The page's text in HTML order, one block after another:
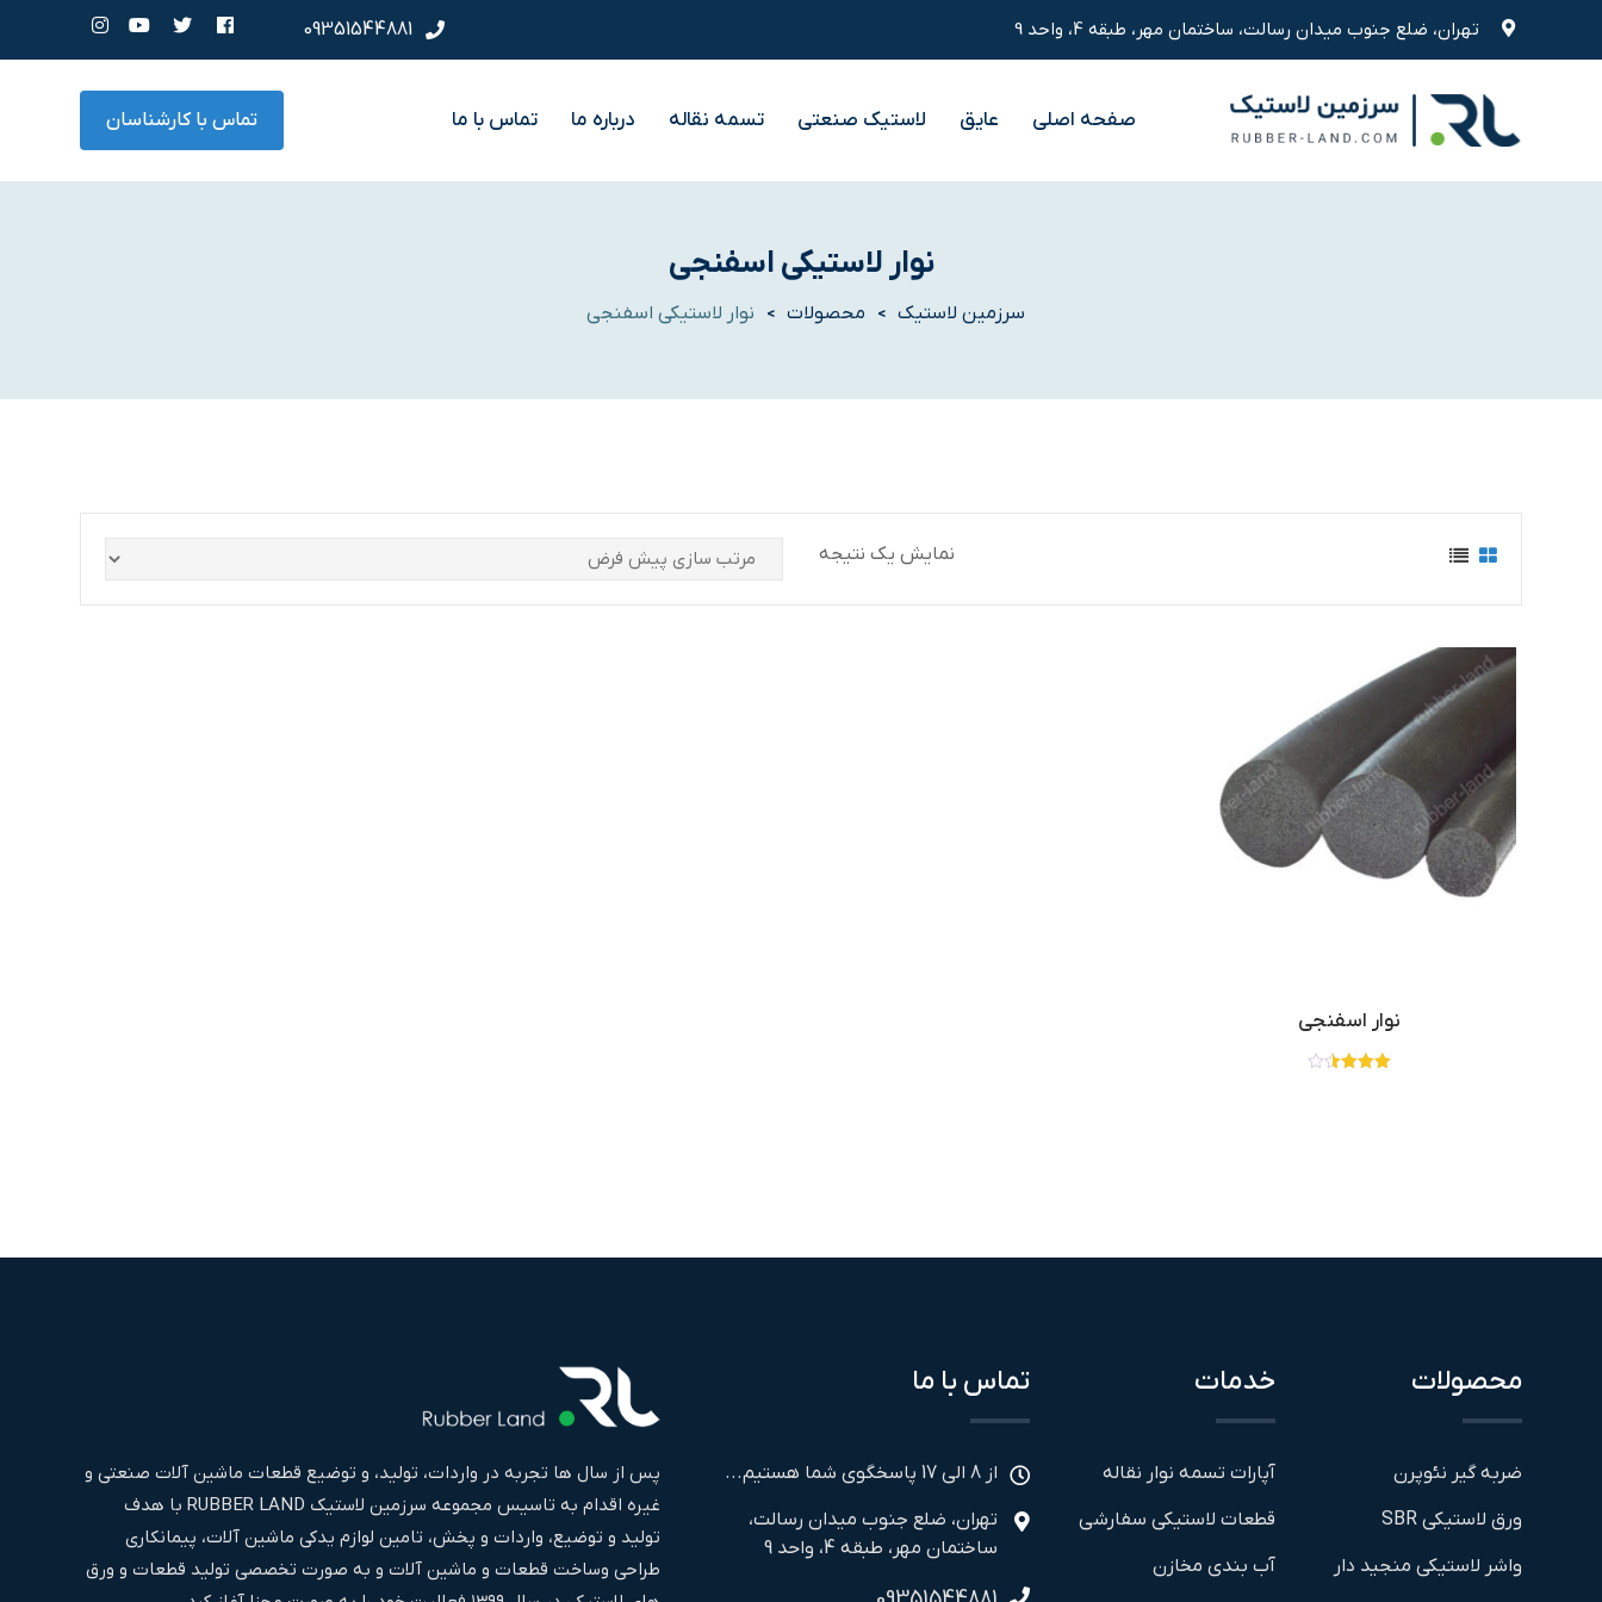
تهران، ضلع جنوب میدان رسالت، ساختمان مهر، طبقه 4، واحد 9 09351544881
صفحه اصلی عایق لاستیک صنعتی تسمه نقاله درباره ما تماس با ما تماس با کارشناسان
نوار لاستیکی اسفنجی
سرزمین لاستیک > محصولات > نوار لاستیکی اسفنجی
نمایش یک نتیجه
نوار اسفنجی
محصولات
ضربه گیر نئوپرن
ورق لاستیکی SBR
واشر لاستیکی منجید دار
خدمات
آپارات تسمه نوار نقاله
قطعات لاستیکی سفارشی
آب بندی مخازن
تماس با ما
از 8 الی 17 پاسخگوی شما هستیم...
تهران، ضلع جنوب میدان رسالت،
ساختمان مهر، طبقه 4، واحد 9
پس از سال ها تجربه در واردات، تولید، و توضیع قطعات ماشین آلات صنعتی و
غیره اقدام به تاسیس مجموعه سرزمین لاستیک RUBBER LAND با هدف
تولید و توضیع، واردات و پخش، تامین لوازم یدکی ماشین آلات، پیمانکاری
طراحی وساخت قطعات و ماشین آلات و به صورت تخصصی تولید قطعات و ورق